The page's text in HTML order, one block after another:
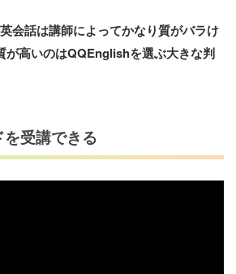
会話は講師によってかなり質がバラけ
が高いのはQQEnglishを選ぶ大きな判
受講できる